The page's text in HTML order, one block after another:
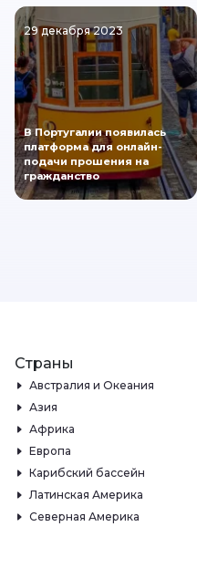
29 декабря 2023
В Португалии появилась
платформа для онлайн-
подачи прошения на
гражданство
Страны
Австралия и Океания
Азия
Африка
Европа
Карибский бассейн
Латинская Америка
Северная Америка